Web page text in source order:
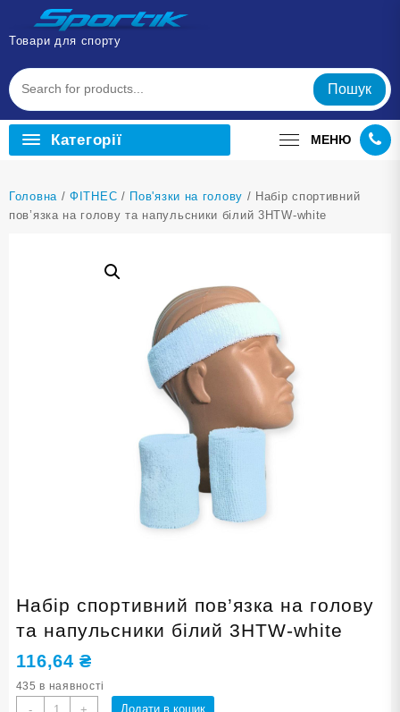
Перейти
вмісту
Товари для спорту
Пошук
Категорії МЕНЮ
Головна /ФІТНЕС / Пов'язки на голову / Набір спортивний
пов’язка на голову та напульсники білий 3HTW-white
Набір спортивний пов’язка на голову
та напульсники білий 3HTW-white
116,64₴
435 в наявності
Набір
Додати в кошик